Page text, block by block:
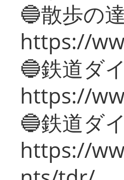
🔵散歩の
https://
🔵鉄道ダ
https://
🔵鉄道ダ
https://